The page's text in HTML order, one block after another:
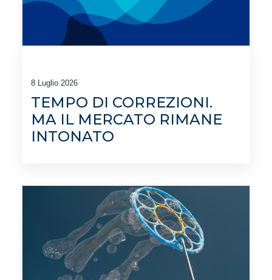
8 Luglio 2026
TEMPO DI CORREZIONI.
MA IL MERCATO RIMANE
INTONATO